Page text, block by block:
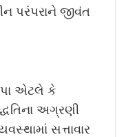
પરંપરાને જીવંત
એટલે કે
અગ્રણી
સત્તાવાર